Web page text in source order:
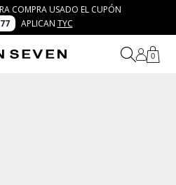
COMPRA USADO EL CUPÓN
APLICAN TYC
0